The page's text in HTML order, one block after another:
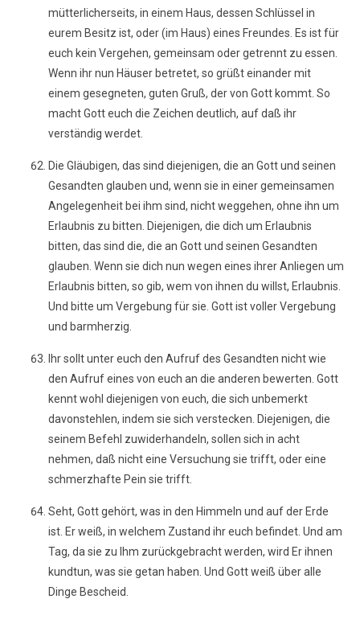
mütterlicherseits, in einem Haus, dessen Schlüssel in
eurem Besitz ist, oder (im Haus) eines Freundes. Es ist für
euch kein Vergehen, gemeinsam oder getrennt zu essen.
Wenn ihr nun Häuser betretet, so grüßt einander mit
einem gesegneten, guten Gruß, der von Gott kommt. So
macht Gott euch die Zeichen deutlich, auf daß ihr
verständig werdet.
Die Gläubigen, das sind diejenigen, die an Gott und seinen
Gesandten glauben und, wenn sie in einer gemeinsamen
Angelegenheit bei ihm sind, nicht weggehen, ohne ihn um
Erlaubnis zu bitten. Diejenigen, die dich um Erlaubnis
bitten, das sind die, die an Gott und seinen Gesandten
glauben. Wenn sie dich nun wegen eines ihrer Anliegen um
Erlaubnis bitten, so gib, wem von ihnen du willst, Erlaubnis.
Und bitte um Vergebung für sie. Gott ist voller Vergebung
und barmherzig.
Ihr sollt unter euch den Aufruf des Gesandten nicht wie
den Aufruf eines von euch an die anderen bewerten. Gott
kennt wohl diejenigen von euch, die sich unbemerkt
davonstehlen, indem sie sich verstecken. Diejenigen, die
seinem Befehl zuwiderhandeln, sollen sich in acht
nehmen, daß nicht eine Versuchung sie trifft, oder eine
schmerzhafte Pein sie trifft.
Seht, Gott gehört, was in den Himmeln und auf der Erde
ist. Er weiß, in welchem Zustand ihr euch befindet. Und am
Tag, da sie zu Ihm zurückgebracht werden, wird Er ihnen
kundtun, was sie getan haben. Und Gott weiß über alle
Dinge Bescheid.